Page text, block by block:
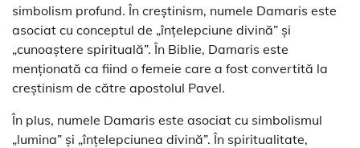
simbolism profund. În creștinism, numele Damaris este
asociat cu conceptul de „înțelepciune divină” și
„cunoaștere spirituală”. În Biblie, Damaris este
menționată ca fiind o femeie care a fost convertită la
creștinism de către apostolul Pavel.
În plus, numele Damaris este asociat cu simbolismul
„lumina” și „înțelepciunea divină”. În spiritualitate,